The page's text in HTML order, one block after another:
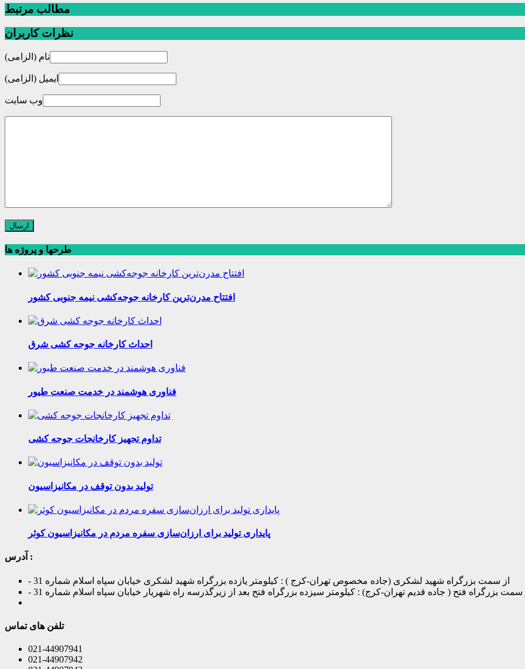
مطالب مرتبط
نظرات کاربران
نام (الزامی)
ایمیل (الزامی)
وب سایت
طرحها و پروژه ها
افتتاح مدرن‌ترین کارخانه جوجه‌کشی نیمه جنوبی کشور
احداث کارخانه جوجه کشی شرق
فناوری هوشمند در خدمت صنعت طیور
تداوم تجهیز کارخانجات جوجه کشی
تولید بدون توقف در مکانیزاسیون
پایداری تولید برای ارزان‌سازی سفره مردم در مکانیزاسیون کوثر
آدرس :
- از سمت بزرگراه شهید لشکری (جاده مخصوص تهران-کرج ) : کیلومتر یازده بزرگراه شهید لشکری خیابان سپاه اسلام شماره 31
سمت بزرگراه فتح ( جاده قدیم تهران-کرج) : کیلومتر سیزده بزرگراه فتح بعد از زیرگذرسه راه شهریار خیابان سپاه اسلام شماره 31
تلفن های تماس
021-44907941
021-44907942